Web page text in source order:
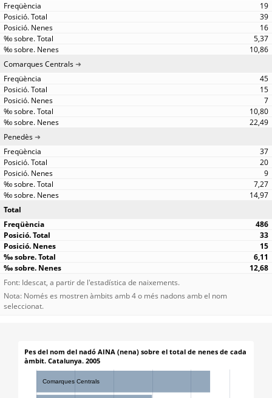
19
39
16
5,37
10,86
Comarques Centrals
45
15
7
10,80
22,49
Penedès
37
20
9
7,27
14,97
Total
486
33
15
6,11
12,68
Font: Idescat, a partir de l'estadística de naixements.
Nota: Només es mostren àmbits amb 4 o més nadons amb el nom
seleccionat.